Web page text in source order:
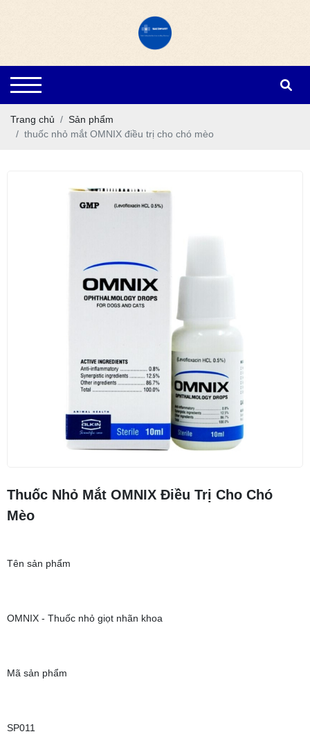
Trang chủ
Sản phẩm
thuốc nhỏ mắt OMNIX điều trị cho chó mèo
Thuốc Nhỏ Mắt OMNIX Điều Trị Cho Chó
Mèo
Tên sản phẩm
OMNIX - Thuốc nhỏ giọt nhãn khoa
Mã sản phẩm
SP011